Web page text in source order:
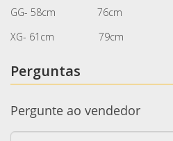
GG- 58cm 76cm
XG- 61cm 79cm
Perguntas
Pergunte ao vendedor